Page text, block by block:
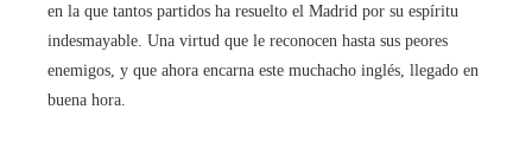
en la que tantos partidos ha resuelto el Madrid por su espíritu
indesmayable. Una virtud que le reconocen hasta sus peores
enemigos, y que ahora encarna este muchacho inglés, llegado en
buena hora.